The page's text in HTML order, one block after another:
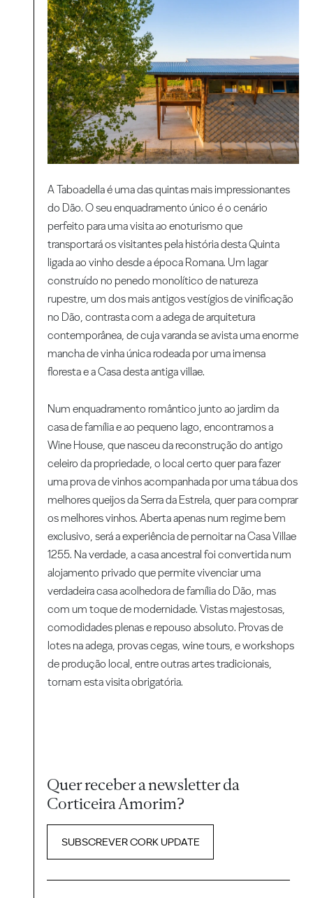
A Taboadella é uma das quintas mais impressionantes
do Dão. O seu enquadramento único é o cenário
perfeito para uma visita ao enoturismo que
transportará os visitantes pela história desta Quinta
ligada ao vinho desde a época Romana. Um lagar
construído no penedo monolítico de natureza
rupestre, um dos mais antigos vestígios de vinificação
no Dão, contrasta com a adega de arquitetura
contemporânea, de cuja varanda se avista uma enorme
mancha de vinha única rodeada por uma imensa
floresta e a Casa desta antiga villae.
Num enquadramento romântico junto ao jardim da
casa de família e ao pequeno lago, encontramos a
Wine House, que nasceu da reconstrução do antigo
celeiro da propriedade, o local certo quer para fazer
uma prova de vinhos acompanhada por uma tábua dos
melhores queijos da Serra da Estrela, quer para comprar
os melhores vinhos. Aberta apenas num regime bem
exclusivo, será a experiência de pernoitar na Casa Villae
1255. Na verdade, a casa ancestral foi convertida num
alojamento privado que permite vivenciar uma
verdadeira casa acolhedora de família do Dão, mas
com um toque de modernidade. Vistas majestosas,
comodidades plenas e repouso absoluto. Provas de
lotes na adega, provas cegas, wine tours, e workshops
de produção local, entre outras artes tradicionais,
tornam esta visita obrigatória.
Quer receber a newsletter da
Corticeira Amorim?
SUBSCREVER CORK UPDATE